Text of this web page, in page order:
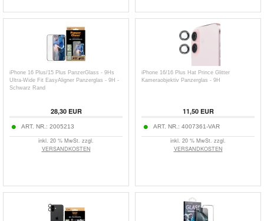
iPhone 16 Plus/15 Plus PanzerGlass - 9Hs
Ultra-Wide Fit EasyAligner Panzerglas - 9H -
Schwarz Rand
28,30EUR
ART. NR.: 2005213
inkl. 20 % MwSt. zzgl.
VERSANDKOSTEN
iPhone 16/16 Plus Hat Prince Glitter
Kameraobjektiv Panzerglas - 9H
11,50EUR
ART. NR.: 4007361-VAR
inkl. 20 % MwSt. zzgl.
VERSANDKOSTEN